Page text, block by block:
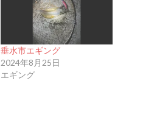
垂水市エギング
2024年8月25日
エギング